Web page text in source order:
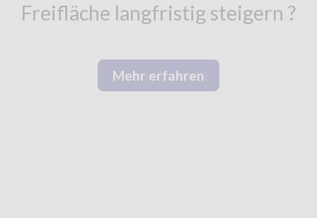
Freifläche langfristig steigern ?
Mehr erfahren